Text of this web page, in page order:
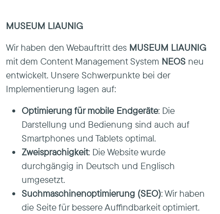
MUSEUM LIAUNIG
Wir haben den Webauftritt des MUSEUM LIAUNIG
mit dem Content Management System NEOS neu
entwickelt. Unsere Schwerpunkte bei der
Implementierung lagen auf:
Optimierung für mobile Endgeräte: Die
Darstellung und Bedienung sind auch auf
Smartphones und Tablets optimal.
Zweisprachigkeit: Die Website wurde
durchgängig in Deutsch und Englisch
umgesetzt.
Suchmaschinenoptimierung (SEO): Wir haben
die Seite für bessere Auffindbarkeit optimiert.